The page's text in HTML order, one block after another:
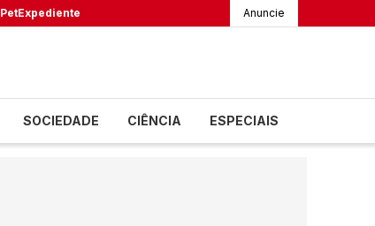
PetExpediente Anuncie
SOCIEDADE CIÊNCIA ESPECIAIS